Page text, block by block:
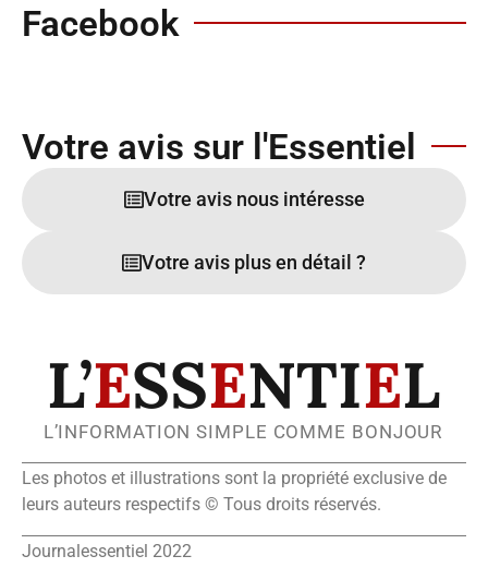
Facebook
Votre avis sur l'Essentiel
Votre avis nous intéresse
Votre avis plus en détail ?
L’ESSENTIEL
L’INFORMATION SIMPLE COMME BONJOUR
Les photos et illustrations sont la propriété exclusive de
leurs auteurs respectifs © Tous droits réservés.
Journalessentiel 2022